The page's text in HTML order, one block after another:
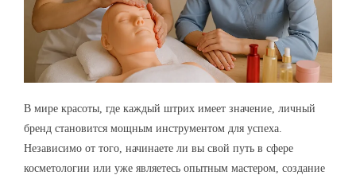
В мире красоты, где каждый штрих имеет значение, личный
бренд становится мощным инструментом для успеха.
Независимо от того, начинаете ли вы свой путь в сфере
косметологии или уже являетесь опытным мастером, создание